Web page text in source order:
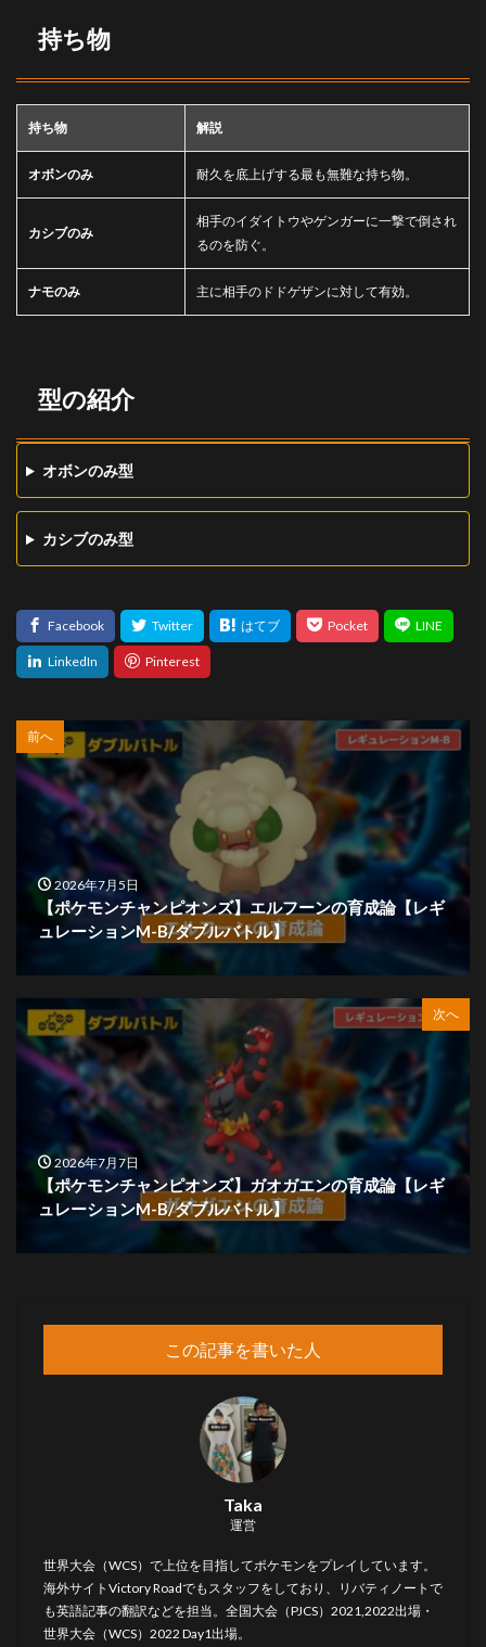
持ち物
持ち物 解説
オボンのみ 耐久を底上げする最も無難な持ち物。
カシブのみ
相手のイダイトウやゲンガーに一撃で倒され
るのを防ぐ。
ナモのみ 主に相手のドドゲザンに対して有効。
型の紹介
オボンのみ型
カシブのみ型
前へ
2026年7月5日
【ポケモンチャンピオンズ】エルフーンの育成論【レギ
ュレーションM-B/ダブルバトル】
次へ
2026年7月7日
【ポケモンチャンピオンズ】ガオガエンの育成論【レギ
ュレーションM-B/ダブルバトル】
この記事を書いた人
Taka
運営
世界大会（WCS）で上位を目指してポケモンをプレイしています。
海外サイト Victory Roadでもスタッフをしており、リバティノートで
も英語記事の翻訳などを担当。全国大会（PJCS）2021,2022出場・
世界大会（WCS）2022 Day1出場。